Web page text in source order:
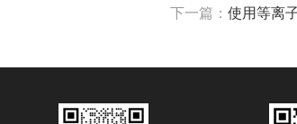
下一篇： 使用等离